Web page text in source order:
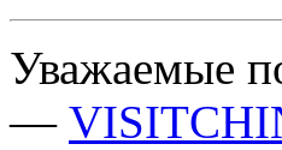
Уважаемые
—